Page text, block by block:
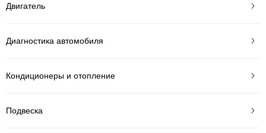
Двигатель
Диагностика автомобиля
Кондиционеры и отопление
Подвеска